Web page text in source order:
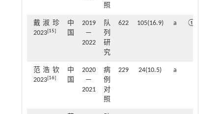
照
戴淑珍
2023[15]
中
国
2019
—
2022
队
列
研
究
622 105(16.9) a
范浩钦
2023[16]
中
国
2020
—
2021
病
例
对
照
229 24(10.5) a